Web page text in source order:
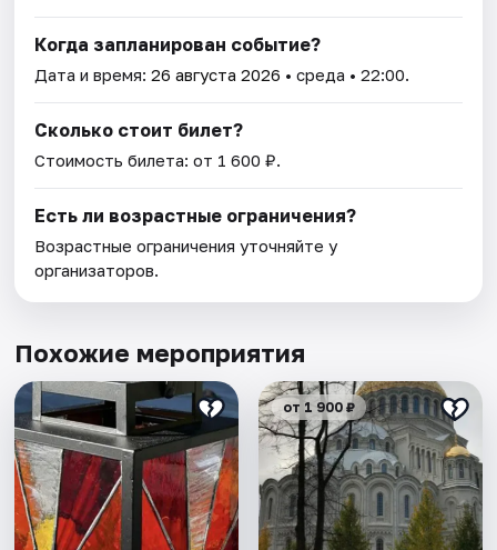
Когда запланирован событие?
Дата и время:26 августа 2026 • среда • 22:00.
Сколько стоит билет?
Стоимость билета: от 1 600 ₽.
Есть ли возрастные ограничения?
Возрастные ограничения уточняйте у
организаторов.
Похожие мероприятия
от 1 900 ₽